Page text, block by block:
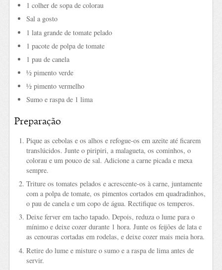
1 colher de sopa de colorau
Sal a gosto
1 lata grande de tomate pelado
1 pacote de polpa de tomate
1 pau de canela
½ pimento verde
½ pimento vermelho
Sumo e raspa de 1 lima
Preparação
Pique as cebolas e os alhos e refogue-os em azeite até ficarem
translúcidos. Junte o piripiri, a malagueta, os cominhos, o
colorau e um pouco de sal. Adicione a carne picada e mexa
sempre.
Triture os tomates pelados e acrescente-os à carne, juntamente
com a polpa de tomate, os pimentos cortados em quadradinhos,
o pau de canela e um copo de água. Rectifique os temperos.
Deixe ferver em tacho tapado. Depois, reduza o lume para o
mínimo e deixe cozer durante 1 hora. Junte os feijões de lata e
as cenouras cortadas em rodelas, e deixe cozer mais meia hora.
Retire do lume e misture o sumo e a raspa de lima antes de
servir.